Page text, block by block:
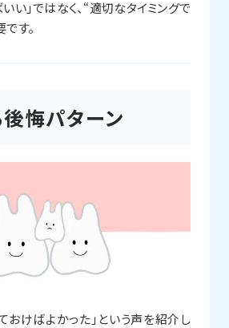
い」ではなく、“適切なタイミングで
す。
後悔パターン
おけばよかった」という声を紹介し